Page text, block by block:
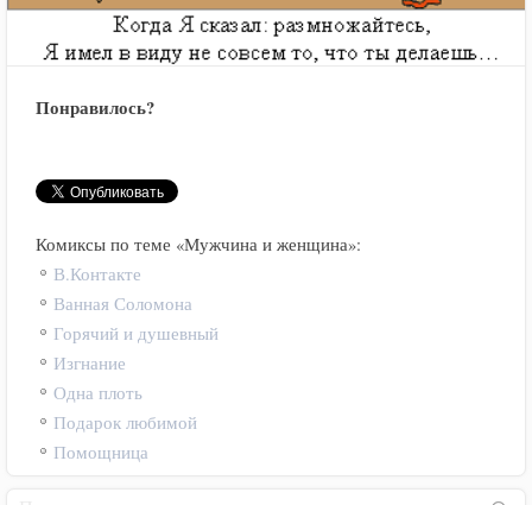
Понравилось?
Комиксы по теме «Мужчина и женщина»:
В.Контакте
Ванная Соломона
Горячий и душевный
Изгнание
Одна плоть
Подарок любимой
Помощница